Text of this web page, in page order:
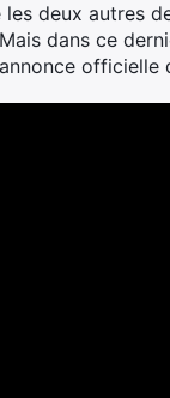
les deux autres
dans ce